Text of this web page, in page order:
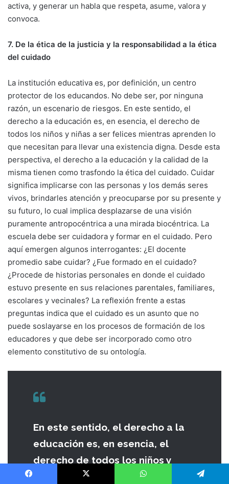
activa, y generar un habla que respeta, asume, valora y
convoca.
7. De la ética de la justicia y la responsabilidad a la ética
del cuidado
La institución educativa es, por definición, un centro
protector de los educandos. No debe ser, por ninguna
razón, un escenario de riesgos. En este sentido, el
derecho a la educación es, en esencia, el derecho de
todos los niños y niñas a ser felices mientras aprenden lo
que necesitan para llevar una existencia digna. Desde esta
perspectiva, el derecho a la educación y la calidad de la
misma tienen como trasfondo la ética del cuidado. Cuidar
significa implicarse con las personas y los demás seres
vivos, brindarles atención y preocuparse por su presente y
su futuro, lo cual implica desplazarse de una visión
puramente antropocéntrica a una mirada biocéntrica. La
escuela debe ser cuidadora y formar en el cuidado. Pero
aquí emergen algunos interrogantes: ¿El docente
promedio sabe cuidar? ¿Fue formado en el cuidado?
¿Procede de historias personales en donde el cuidado
estuvo presente en sus relaciones parentales, familiares,
escolares y vecinales? La reflexión frente a estas
preguntas indica que el cuidado es un asunto que no
puede soslayarse en los procesos de formación de los
educadores y que debe ser incorporado como otro
elemento constitutivo de su ontología.
En este sentido, el derecho a la
educación es, en esencia, el
derecho de todos los niños y
niñas a ser felices mientras